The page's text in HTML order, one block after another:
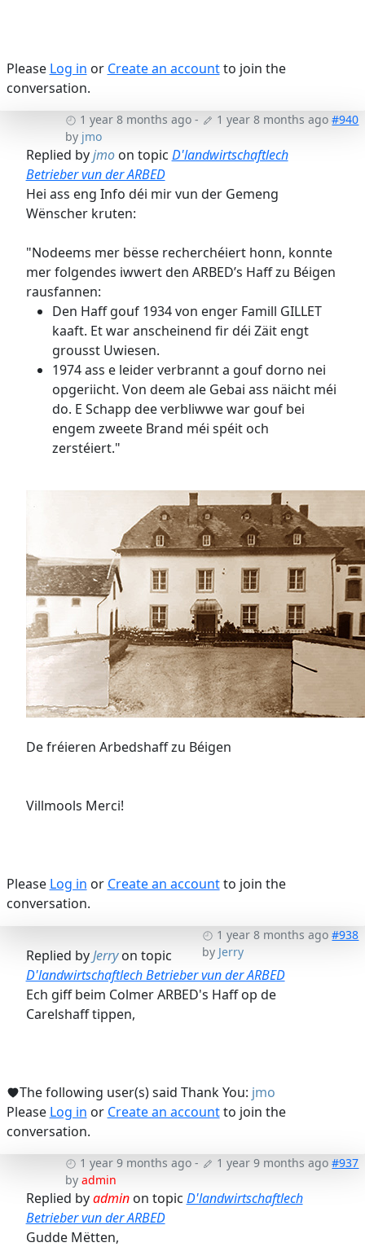
Please Log in or Create an accountto join the
conversation.
1 year 8 months ago - 1 year 8 months ago #940
by jmo
Replied byjmoon topic D'landwirtschaftlech
Betrieber vun der ARBED
Hei ass eng Info déi mir vun der Gemeng
Wënscher kruten:
"Nodeems mer bësse recherchéiert honn, konnte
mer folgendes iwwert den ARBED’s Haff zu Béigen
rausfannen:
Den Haff gouf 1934 von enger Famill GILLET
kaaft. Et war anscheinend fir déi Zäit engt
grousst Uwiesen.
1974 ass e leider verbrannt a gouf dorno nei
opgeriicht. Von deem ale Gebai ass näicht méi
do. E Schapp dee verbliwwe war gouf bei
engem zweete Brand méi spéit och
zerstéiert."
De fréieren Arbedshaff zu Béigen
Villmools Merci!
Please Log in or Create an accountto join the
conversation.
1 year 8 months ago #938
by Jerry
Replied byJerryon topic
D'landwirtschaftlech Betrieber vun der ARBED
Ech giff beim Colmer ARBED's Haff op de
Carelshaff tippen,
The following user(s) said Thank You: jmo
Please Log in or Create an accountto join the
conversation.
1 year 9 months ago - 1 year 9 months ago #937
byadmin
Replied byadminon topic D'landwirtschaftlech
Betrieber vun der ARBED
Gudde Mëtten,